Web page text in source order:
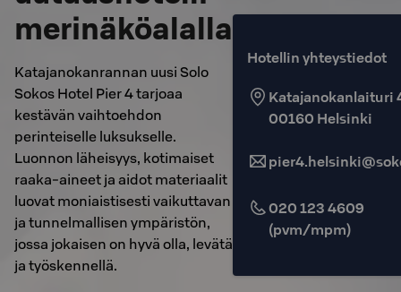
merinäköalalla
Katajanokanrannan uusi Solo
Sokos Hotel Pier 4 tarjoaa
kestävän vaihtoehdon
perinteiselle luksukselle.
Luonnon läheisyys, kotimaiset
raaka-aineet ja aidot materiaalit
luovat moniaistisesti vaikuttavan
ja tunnelmallisen ympäristön,
jossa jokaisen on hyvä olla, levätä
ja työskennellä.
Hotellin yhteystiedot
Katajanokanlaituri
00160 Helsinki
020 123 4609
(pvm/mpm)